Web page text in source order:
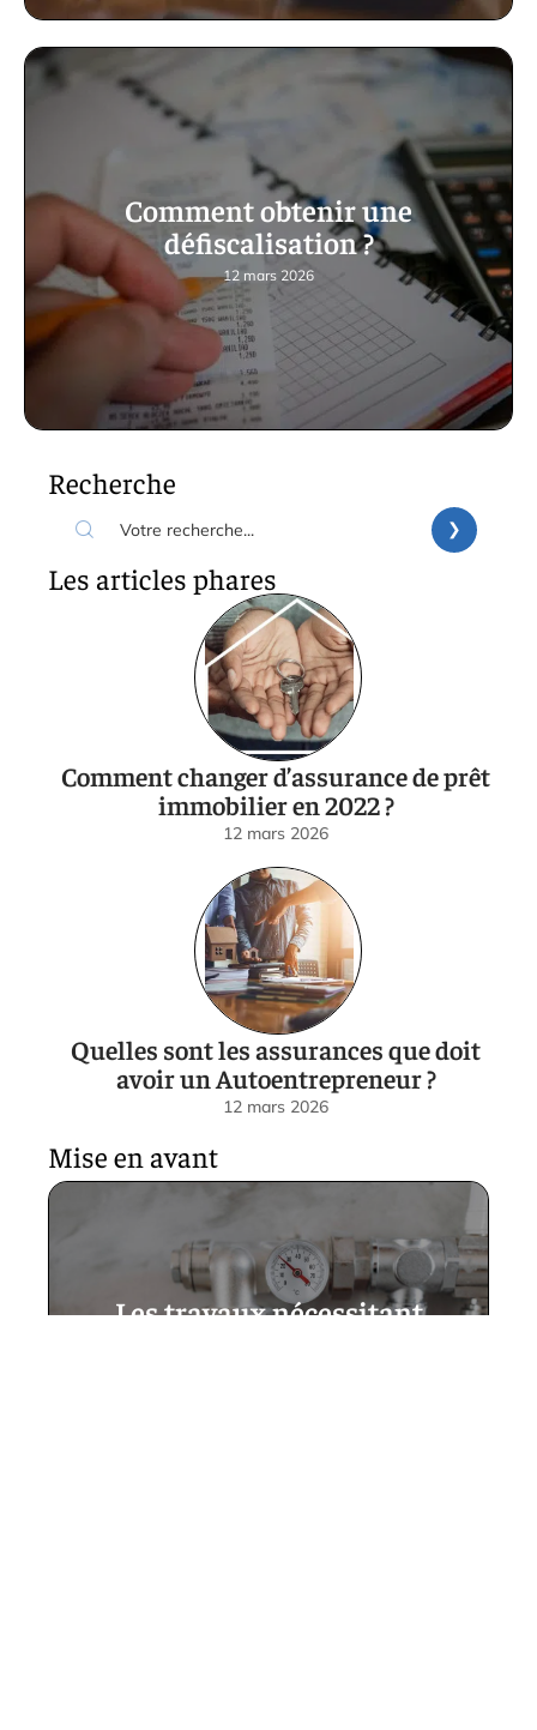
Comment obtenir une
défiscalisation ?
12 mars 2026
Recherche
Les articles phares
Comment changer d’assurance de prêt
immobilier en 2022 ?
12 mars 2026
Quelles sont les assurances que doit
avoir un Autoentrepreneur ?
12 mars 2026
Mise en avant
Les travaux nécessitant